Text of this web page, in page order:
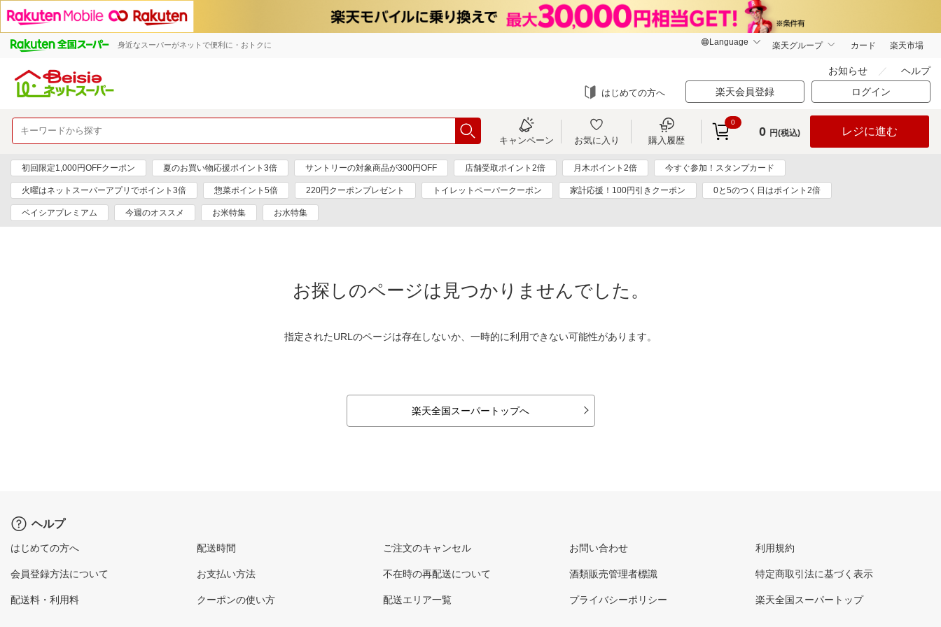
身近なスーパーがネットで便利に・おトクに 楽天グループ カード 楽天市場
お知らせ ヘルプ
はじめての方へ 楽天会員登録 ログイン
キャンペーン お気に入り 購入履歴
0
0 円(税込) レジに進む
初回限定1,000円OFFクーポン 夏のお買い物応援ポイント3倍 サントリーの対象商品が300円OFF 店舗受取ポイント2倍 月木ポイント2倍 今すぐ参加！スタンプカード
火曜はネットスーパーアプリでポイント3倍 惣菜ポイント5倍 220円クーポンプレゼント トイレットペーパークーポン 家計応援！100円引きクーポン 0と5のつく日はポイント2倍
ベイシアプレミアム 今週のオススメ お米特集 お水特集
お探しのページは見つかりませんでした。
指定されたURLのページは存在しないか、一時的に利用できない可能性があります。
楽天全国スーパートップへ
ヘルプ
はじめての方へ
会員登録方法について
配送料・利用料
配送時間
お支払い方法
クーポンの使い方
ご注文のキャンセル
不在時の再配送について
配送エリア一覧
お問い合わせ
酒類販売管理者標識
プライバシーポリシー
利用規約
特定商取引法に基づく表示
楽天全国スーパートップ